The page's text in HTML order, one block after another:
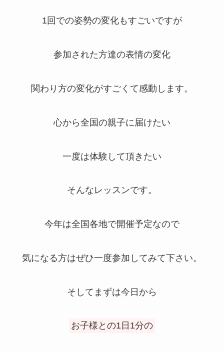
1回での姿勢の変化もすごいですが
参加された方達の表情の変化
関わり方の変化がすごくて感動します。
心から全国の親子に届けたい
一度は体験して頂きたい
そんなレッスンです。
今年は全国各地で開催予定なので
気になる方はぜひ一度参加してみて下さい。
そしてまずは今日から
お子様との1日1分の